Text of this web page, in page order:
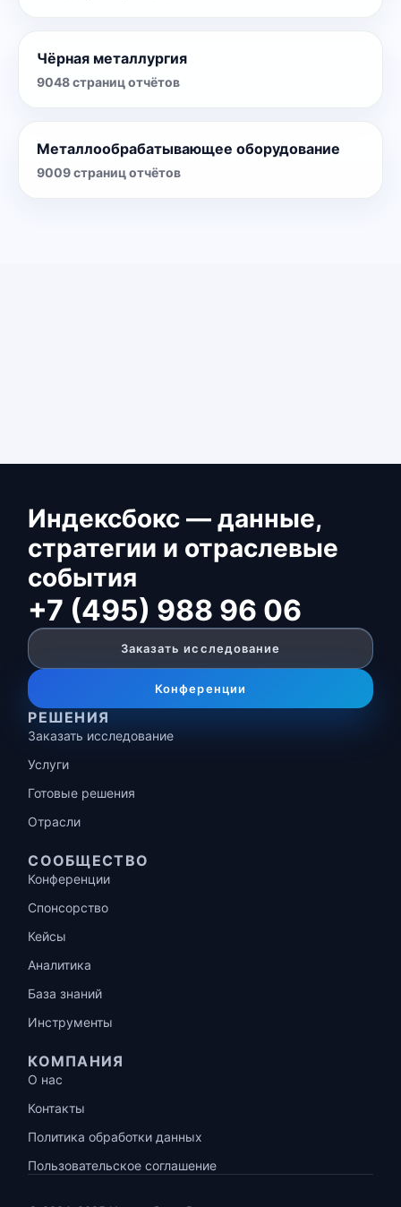
Чёрная металлургия
9048страниц отчётов
Металлообрабатывающее оборудование
9009страниц отчётов
Индексбокс — данные,
стратегии и отраслевые
события
+7 (495) 988 96 06
Заказать исследование
Конференции
РЕШЕНИЯ
Заказать исследование
Услуги
Готовые решения
Отрасли
СООБЩЕСТВО
Конференции
Спонсорство
Кейсы
Аналитика
База знаний
Инструменты
КОМПАНИЯ
О нас
Контакты
Политика обработки данных
Пользовательское соглашение